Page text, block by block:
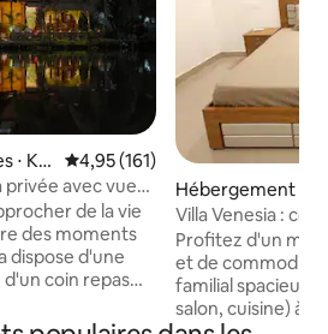
⋅ Ku
Évaluation moyenne sur la
4,95 (161)
privée avec vue
de la vie
des moments
dispose d'une
coin repas
Hébergement ⋅
Villa Venesia :
avec cuisine et
d'Alleppey
Profitez d'un
et de commodité
familial spacieux
salon, cuisine) à